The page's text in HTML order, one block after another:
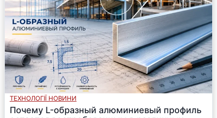
ТЕХНОЛОГІЇ НОВИНИ
Почему L-образный алюминиевый профиль